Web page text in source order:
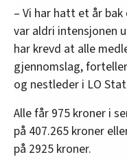
– Vi har hatt et år
var aldri intensjonen
har krevd at alle
gjennomslag,
og nestleder i LO
Alle får 975 kroner i
på 407.265 kroner
på 2925 kroner.